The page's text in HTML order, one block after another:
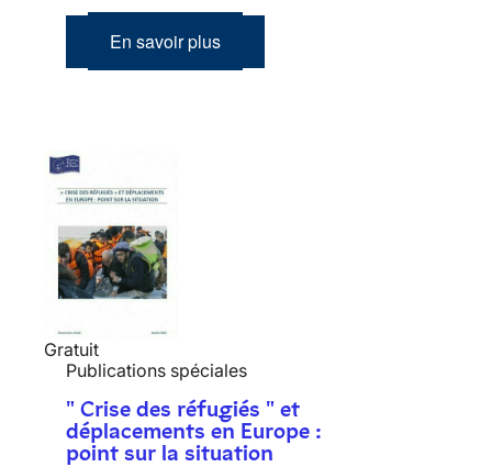
En savoir plus
Gratuit
Publications spéciales
" Crise des réfugiés " et
déplacements en Europe :
point sur la situation